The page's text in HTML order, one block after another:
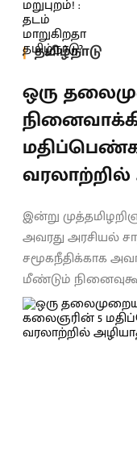
தமிழ்நாடு
ஒரு
இன்று
அவரது அரசியல்
சமூகநீதிக்காக
மீண்டும்